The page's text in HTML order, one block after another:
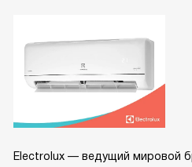
Electrolux — ведущий мировой